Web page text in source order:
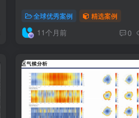
全球优秀案例 精选案例
11个月前 0